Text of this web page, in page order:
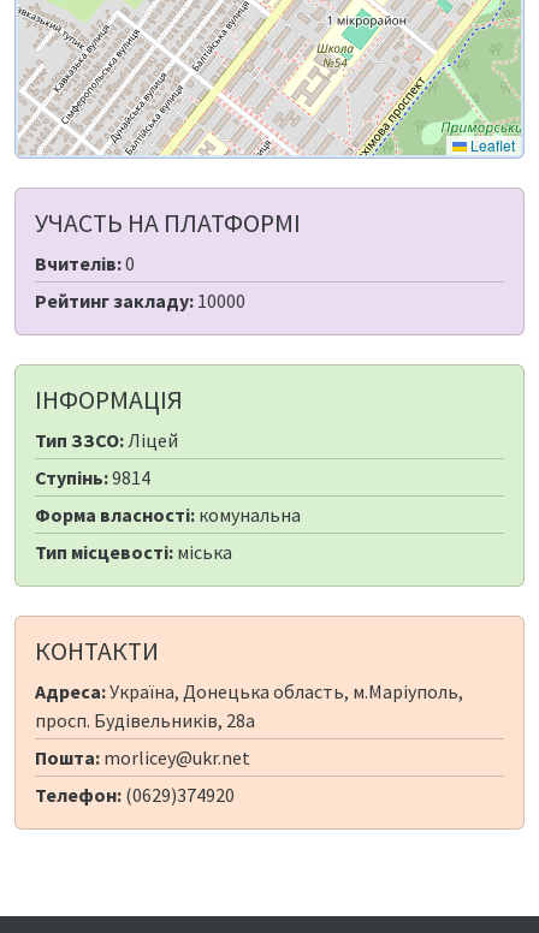
Leaflet
УЧАСТЬ НА ПЛАТФОРМІ
Вчителів:0
Рейтинг закладу: 10000
ІНФОРМАЦІЯ
Тип ЗЗСО:Ліцей
Ступінь:9814
Форма власності: комунальна
Тип місцевості: міська
КОНТАКТИ
Адреса:Україна, Донецька область, м.Маріуполь,
просп. Будівельників, 28а
Пошта: morlicey@ukr.net
Телефон: (0629)374920